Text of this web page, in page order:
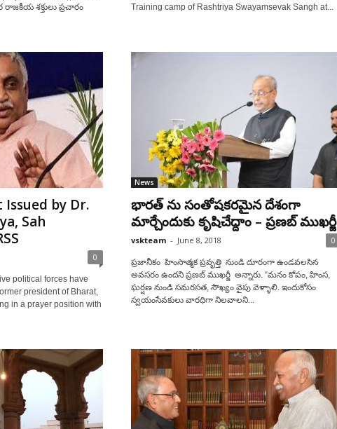
శక్తులు ప్రచారం
Training camp of Rashtriya Swayamsevak Sangh at...
by Dr.
Sah
0
political forces have
president of Bharat,
in a prayer position with
News
భారత్ ను సంతోషకరమైన దేశంగా
మార్చేందుకు కృషిచేద్దాం – ప్రణబ్ ముఖర్జీ
vskteam - June 8, 2018 0
ప్రజానీకం హింసాత్మక ప్రవృత్తి నుండి దూరంగా ఉండవలసిన
అవసరం ఉందని ప్రణబ్ ముఖర్జీ అన్నారు. “మనం కోపం, హింస,
ఘర్షణ నుండి సమరసత, సౌఖ్యం వైపు వెళ్ళాలి. ఇందుకోసం
స్వయంసేవకులు వారధిగా నిలవాలని...